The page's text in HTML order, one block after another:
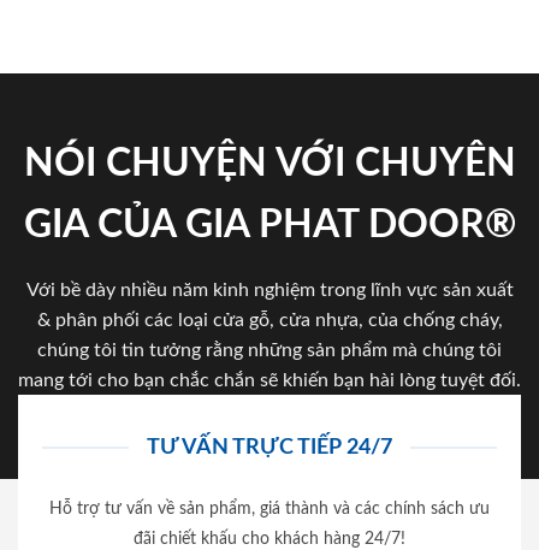
NÓI CHUYỆN VỚI CHUYÊN
GIA CỦA GIA PHAT DOOR®
Với bề dày nhiều năm kinh nghiệm trong lĩnh vực sản xuất
& phân phối các loại cửa gỗ, cửa nhựa, của chống cháy,
chúng tôi tin tưởng rằng những sản phẩm mà chúng tôi
mang tới cho bạn chắc chắn sẽ khiến bạn hài lòng tuyệt đối.
TƯ VẤN TRỰC TIẾP 24/7
Hỗ trợ tư vấn về sản phẩm, giá thành và các chính sách ưu
đãi chiết khấu cho khách hàng 24/7!